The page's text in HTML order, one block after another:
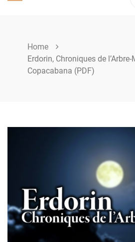
Home
Erdorin, Chroniques de
Copacabana (PDF)